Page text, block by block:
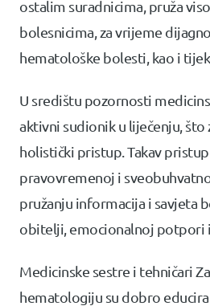
ostalim suradnicima, pruža
bolesnicima, za vrijeme
hematološke bolesti, kao i
U središtu pozornosti
aktivni sudionik u liječenju, što
holistički pristup. Takav
pravovremenoj i
pružanju informacija i savjeta
obitelji, emocionalnoj potpori
Medicinske sestre i tehničari
hematologiju su dobro